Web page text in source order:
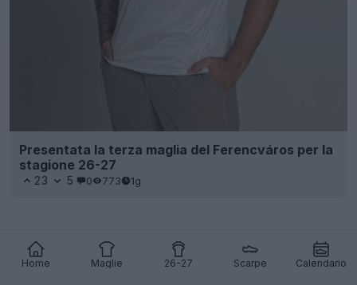
Home Maglie 26-27 Scarpe Calendario
Presentata la terza maglia del Ferencváros per la
stagione 26-27
23 5 0 773 1g